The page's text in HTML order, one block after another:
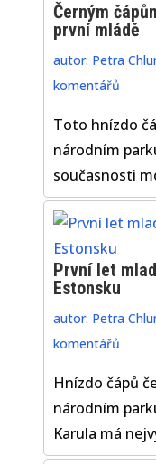
Černým
první mládě
autor: Petra
komentářů
Toto hnízdo
národním
současnosti
První let
Estonsku
autor: Petra
komentářů
Hnízdo čápů
národním
Karula má